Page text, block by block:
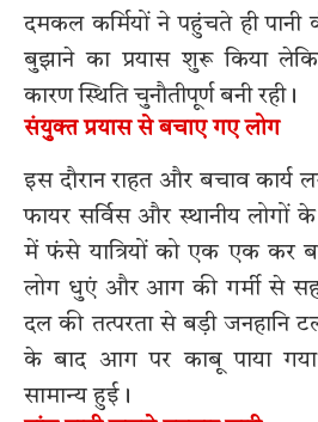
दमकल कर्मियों ने पहुंचते ही
बुझाने का प्रयास शुरू किया
कारण स्थिति चुनौतीपूर्ण बनी रही।
संयुक्त प्रयास से बचाए गए लोग
इस दौरान राहत और बचाव कार्य
फायर सर्विस और स्थानीय लोगों
में फंसे यात्रियों को एक एक कर
लोग धुएं और आग की गर्मी से
दल की तत्परता से बड़ी जनहानि
के बाद आग पर काबू पाया गया
सामान्य हुई।